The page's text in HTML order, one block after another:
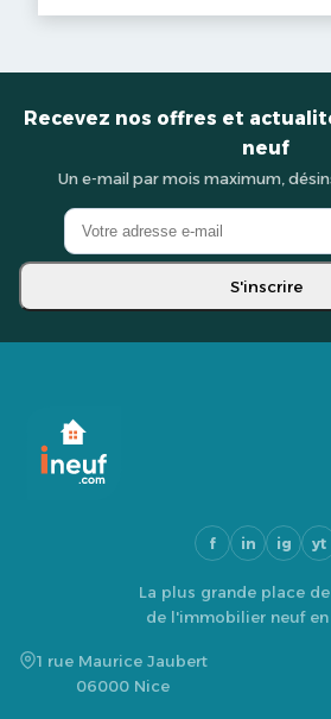
Recevez nos offres et
neuf
Un e-mail par mois maximum,
S'inscrire
f in ig yt
La plus grande place
de l'immobilier neuf en
1 rue Maurice Jaubert
06000 Nice